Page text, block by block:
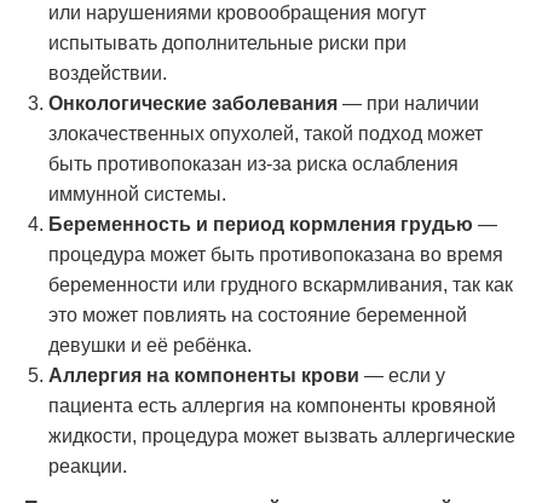
или нарушениями кровообращения могут
испытывать дополнительные риски при
воздействии.
Онкологические заболевания — при наличии
злокачественных опухолей, такой подход может
быть противопоказан из-за риска ослабления
иммунной системы.
Беременность и период кормления грудью —
процедура может быть противопоказана во время
беременности или грудного вскармливания, так как
это может повлиять на состояние беременной
девушки и её ребёнка.
Аллергия на компоненты крови — если у
пациента есть аллергия на компоненты кровяной
жидкости, процедура может вызвать аллергические
реакции.